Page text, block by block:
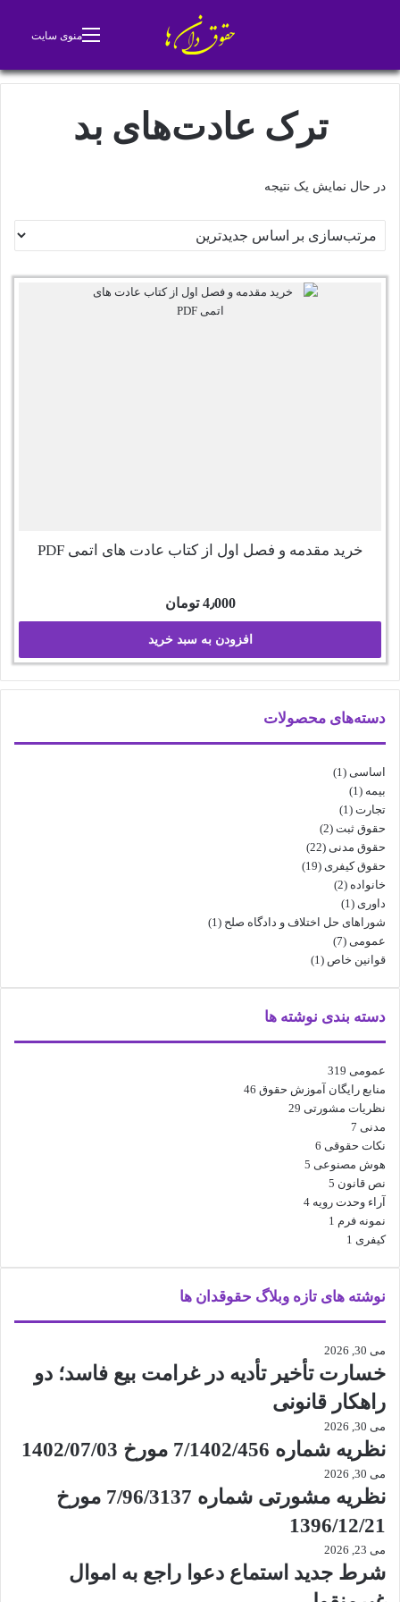
منوی سایت
ترک عادت‌های بد
در حال نمایش یک نتیجه
خرید مقدمه و فصل اول از کتاب عادت های اتمی PDF
4٫000 تومان
افزودن به سبد خرید
دسته‌های محصولات
اساسی (1)
بیمه (1)
تجارت (1)
حقوق ثبت (2)
حقوق مدنی (22)
حقوق کیفری (19)
خانواده (2)
داوری (1)
شوراهای حل اختلاف و دادگاه صلح (1)
عمومی (7)
قوانین خاص (1)
دسته بندی نوشته ها
عمومی 319
منابع رایگان آموزش حقوق 46
نظریات مشورتی 29
مدنی 7
نکات حقوقی 6
هوش مصنوعی 5
نص قانون 5
آراء وحدت رویه 4
نمونه فرم 1
کیفری 1
نوشته های تازه وبلاگ حقوقدان ها
می 30, 2026
خسارت تأخیر تأدیه در غرامت بیع فاسد؛ دو
راهکار قانونی
می 30, 2026
نظریه شماره 7/1402/456 مورخ 1402/07/03
می 30, 2026
نظریه مشورتی شماره 7/96/3137 مورخ
1396/12/21
می 23, 2026
شرط جدید استماع دعوا راجع به اموال